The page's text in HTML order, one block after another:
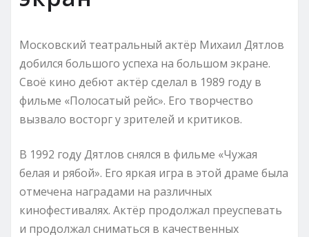
Московский театральный актёр Михаил Дятлов
добился большого успеха на большом экране.
Своё кино дебют актёр сделал в 1989 году в
фильме «Полосатый рейс». Его творчество
вызвало восторг у зрителей и критиков.
В 1992 году Дятлов снялся в фильме «Чужая
белая и рябой». Его яркая игра в этой драме была
отмечена наградами на различных
кинофестивалях. Актёр продолжал преуспевать
и продолжал сниматься в качественных